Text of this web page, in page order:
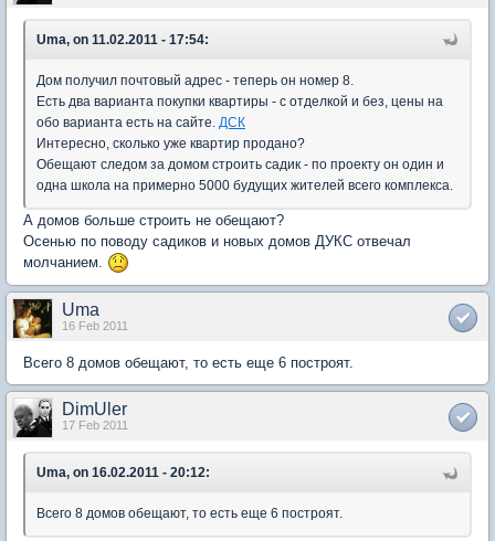
Uma, on 11.02.2011 - 17:54:
Дом получил почтовый адрес - теперь он номер 8.
Есть два варианта покупки квартиры - с отделкой и без, цены на
обо варианта есть на сайте. ДСК
Интересно, сколько уже квартир продано?
Обещают следом за домом строить садик - по проекту он один и
одна школа на примерно 5000 будущих жителей всего комплекса.
А домов больше строить не обещают?
Осенью по поводу садиков и новых домов ДУКС отвечал
молчанием.
Uma
16 Feb 2011
Всего 8 домов обещают, то есть еще 6 построят.
DimUler
17 Feb 2011
Uma, on 16.02.2011 - 20:12:
Всего 8 домов обещают, то есть еще 6 построят.